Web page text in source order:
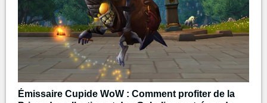
Émissaire Cupide WoW : Comment profiter de la